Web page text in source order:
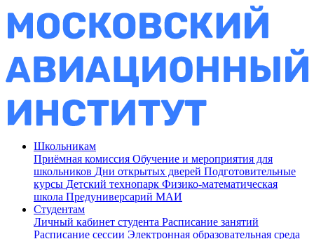
Школьникам
Приёмная комиссия Обучение и мероприятия для
школьников Дни открытых дверей Подготовительные
курсы Детский технопарк Физико-математическая
школа Предуниверсарий МАИ
Студентам
Личный кабинет студента Расписание занятий
Расписание сессии Электронная образовательная среда